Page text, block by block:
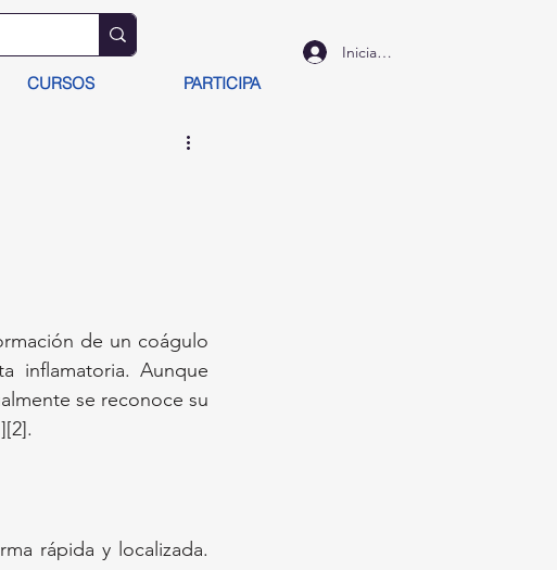
CURSOS PARTICIPA
Iniciar sesión
de un coágulo
inflamatoria. Aunque
se reconoce su
rápida y localizada.